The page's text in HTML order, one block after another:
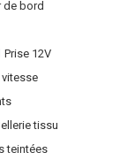
de bord
Prise 12V
vitesse
tissu
teintées